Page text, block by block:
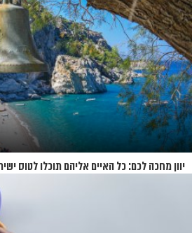
יוון מחכה לכם: כל האיים אליהם תוכלו לטוס